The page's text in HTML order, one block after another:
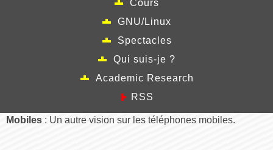
Cours
GNU/Linux
Spectacles
Qui suis-je ?
Academic Research
RSS
Mobiles : Un autre vision sur les téléphones mobiles.